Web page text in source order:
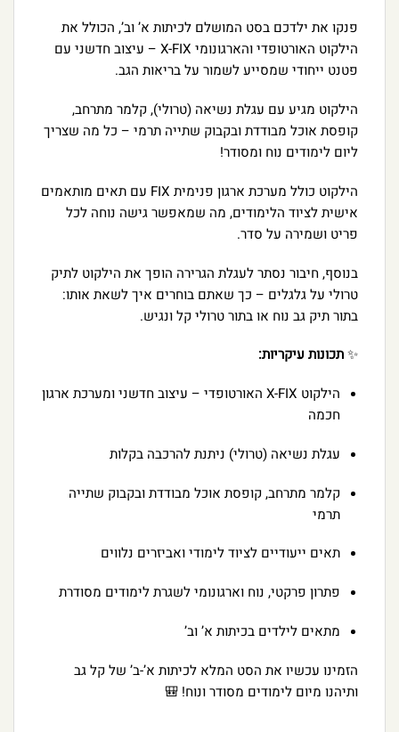
פנקו את ילדכם בסט המושלם לכיתות א’ וב’, הכולל את
הילקוט האורטופדי והארגונומי X-FIX – עיצוב חדשני עם
פטנט ייחודי שמסייע לשמור על בריאות הגב.
הילקוט מגיע עם עגלת נשיאה (טרולי), קלמר מתרחב,
קופסת אוכל מבודדת ובקבוק שתייה תרמי – כל מה שצריך
ליום לימודים נוח ומסודר!
הילקוט כולל מערכת ארגון פנימית FIX עם תאים מותאמים
אישית לציוד הלימודים, מה שמאפשר גישה נוחה לכל
פריט ושמירה על סדר.
בנוסף, חיבור נסתר לעגלת הגרירה הופך את הילקוט לתיק
טרולי על גלגלים – כך שאתם בוחרים איך לשאת אותו:
בתור תיק גב נוח או בתור טרולי קל ונגיש.
✨תכונות עיקריות:
הילקוט X-FIX האורטופדי – עיצוב חדשני ומערכת ארגון
חכמה
עגלת נשיאה (טרולי) ניתנת להרכבה בקלות
קלמר מתרחב, קופסת אוכל מבודדת ובקבוק שתייה
תרמי
תאים ייעודיים לציוד לימודי ואביזרים נלווים
פתרון פרקטי, נוח וארגונומי לשגרת לימודים מסודרת
מתאים לילדים בכיתות א’ וב’
הזמינו עכשיו את הסט המלא לכיתות א’-ב’ של קל גב
ותיהנו מיום לימודים מסודר ונוח! 🎒